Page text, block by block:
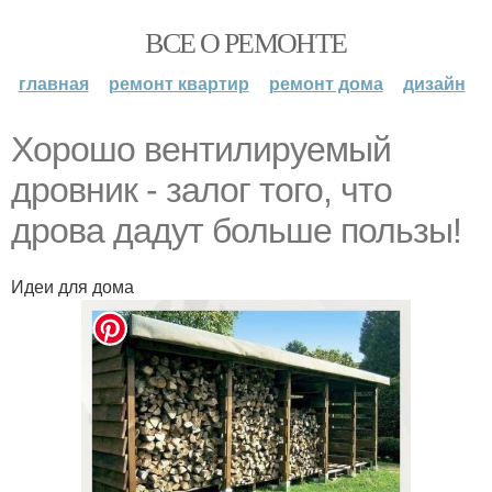
ВСЕ О РЕМОНТЕ
главная ремонт квартир ремонт дома дизайн
Хорошо вентилируемый
дровник - залог того, что
дрова дадут больше пользы!
Идеи для дома